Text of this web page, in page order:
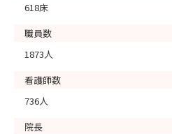
618床
職員数
1873人
看護師数
736人
院長